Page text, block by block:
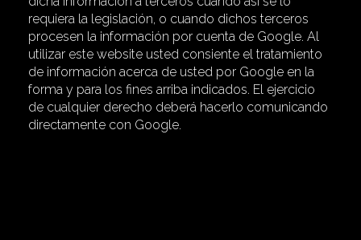
requiera la legislación, o cuando dichos terceros
procesen la información por cuenta de Google. Al
utilizar este website usted consiente el tratamiento
de información acerca de usted por Google en la
forma y para los fines arriba indicados. El ejercicio
de cualquier derecho deberá hacerlo comunicando
directamente con Google.